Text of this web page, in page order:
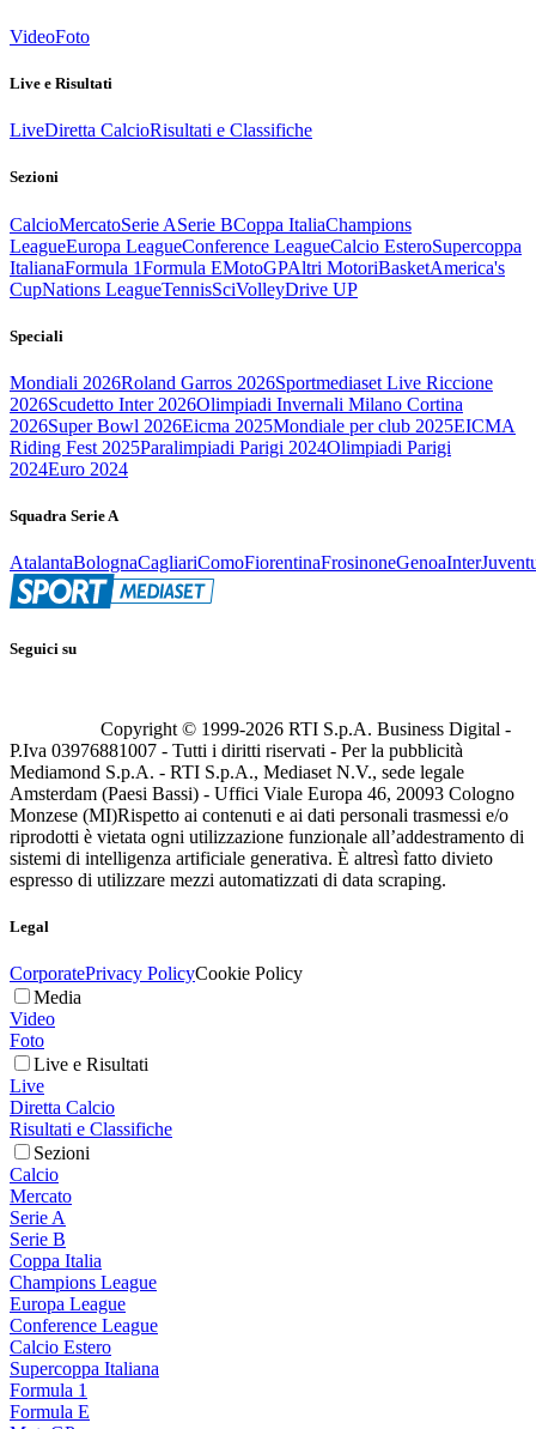
VideoFoto
Live e Risultati
LiveDiretta CalcioRisultati e Classifiche
Sezioni
CalcioMercatoSerie ASerie BCoppa ItaliaChampions
LeagueEuropa LeagueConference LeagueCalcio EsteroSupercoppa
ItalianaFormula 1Formula EMotoGPAltri MotoriBasketAmerica's
CupNations LeagueTennisSciVolleyDrive UP
Speciali
Mondiali 2026Roland Garros 2026Sportmediaset Live Riccione
2026Scudetto Inter 2026Olimpiadi Invernali Milano Cortina
2026Super Bowl 2026Eicma 2025Mondiale per club 2025EICMA
Riding Fest 2025Paralimpiadi Parigi 2024Olimpiadi Parigi
2024Euro 2024
Squadra Serie A
AtalantaBolognaCagliariComoFiorentinaFrosinoneGenoaInter
Seguici su
Copyright © 1999-2026 RTI S.p.A. Business Digital -
P.Iva 03976881007 - Tutti i diritti riservati - Per la pubblicità
Mediamond S.p.A. - RTI S.p.A., Mediaset N.V., sede legale
Amsterdam (Paesi Bassi) - Uffici Viale Europa 46, 20093 Cologno
Monzese (MI)Rispetto ai contenuti e ai dati personali trasmessi e/o
riprodotti è vietata ogni utilizzazione funzionale all’addestramento di
sistemi di intelligenza artificiale generativa. È altresì fatto divieto
espresso di utilizzare mezzi automatizzati di data scraping.
Legal
CorporatePrivacy PolicyCookie Policy
Media
Video
Foto
Live e Risultati
Live
Diretta Calcio
Risultati e Classifiche
Sezioni
Calcio
Mercato
Serie A
Serie B
Coppa Italia
Champions League
Europa League
Conference League
Calcio Estero
Supercoppa Italiana
Formula 1
Formula E